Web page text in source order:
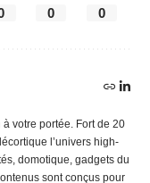
0 0
votre portée. Fort de 20
l’univers high-
domotique, gadgets du
sont conçus pour